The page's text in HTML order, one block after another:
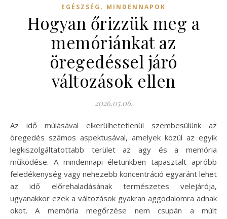
EGÉSZSÉG , MINDENNAPOK
Hogyan őrizzük meg a
memóriánkat az
öregedéssel járó
változások ellen
2026.05.06.
Az idő múlásával elkerülhetetlenül szembesülünk az
öregedés számos aspektusával, amelyek közül az egyik
legkiszolgáltatottabb terület az agy és a memória
működése. A mindennapi életünkben tapasztalt apróbb
feledékenység vagy nehezebb koncentráció egyaránt lehet
az idő előrehaladásának természetes velejárója,
ugyanakkor ezek a változások gyakran aggodalomra adnak
okot. A memória megőrzése nem csupán a múlt